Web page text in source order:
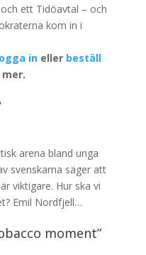
ett Tidöavtal – och
kom in i
ineller beställ
arena bland unga
svenskarna säger att
viktigare. Hur ska vi
Emil Nordfjell…
moment”